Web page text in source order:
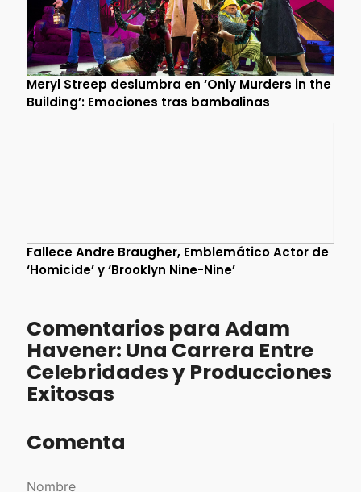
Meryl Streep deslumbra en ‘Only Murders in the
Building’: Emociones tras bambalinas
Fallece Andre Braugher, Emblemático Actor de
‘Homicide’ y ‘Brooklyn Nine-Nine’
Comentarios para Adam
Havener: Una Carrera Entre
Celebridades y Producciones
Exitosas
Comenta